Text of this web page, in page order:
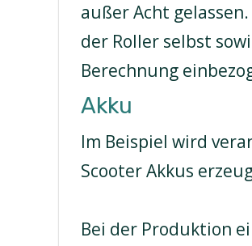
außer Acht
der Roller selbst
Berechnung
Akku
Im Beispiel wird
Scooter Akkus
Bei der Produktion